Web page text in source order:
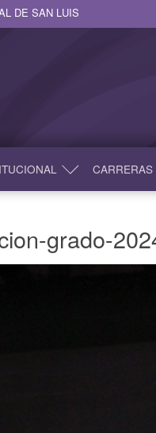
DE SAN LUIS
CARRERAS
grado-